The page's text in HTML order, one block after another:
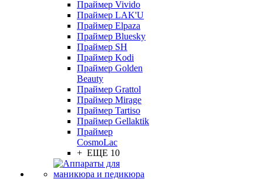
Праймер Vivido
Праймер LAK'U
Праймер Elpaza
Праймер Bluesky
Праймер SH
Праймер Kodi
Праймер Golden
Beauty
Праймер Grattol
Праймер Mirage
Праймер Tartiso
Праймер Gellaktik
Праймер
CosmoLac
+ ЕЩЕ 10